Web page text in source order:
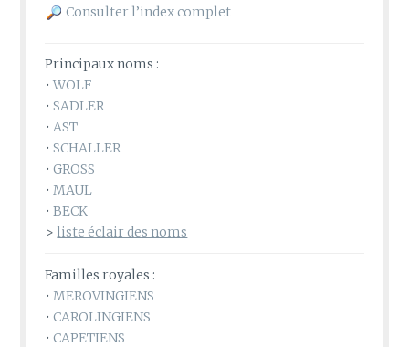
Consulter l’index complet
Principaux noms :
•WOLF
•SADLER
•AST
•SCHALLER
•GROSS
•MAUL
•BECK
>liste éclair des noms
Familles royales :
• MEROVINGIENS
•CAROLINGIENS
•CAPETIENS